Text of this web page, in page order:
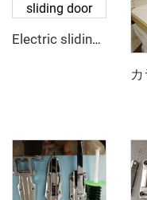
Electric sliding door